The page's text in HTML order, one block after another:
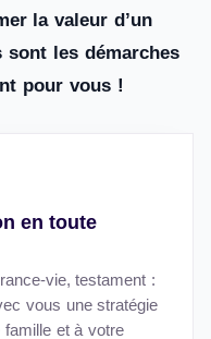
la valeur d’un
sont les démarches
pour vous !
en toute
vie, testament :
vous une stratégie
et à votre